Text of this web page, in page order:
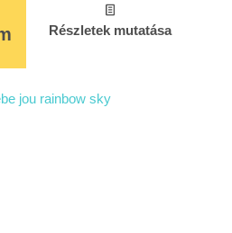
Részletek mutatása